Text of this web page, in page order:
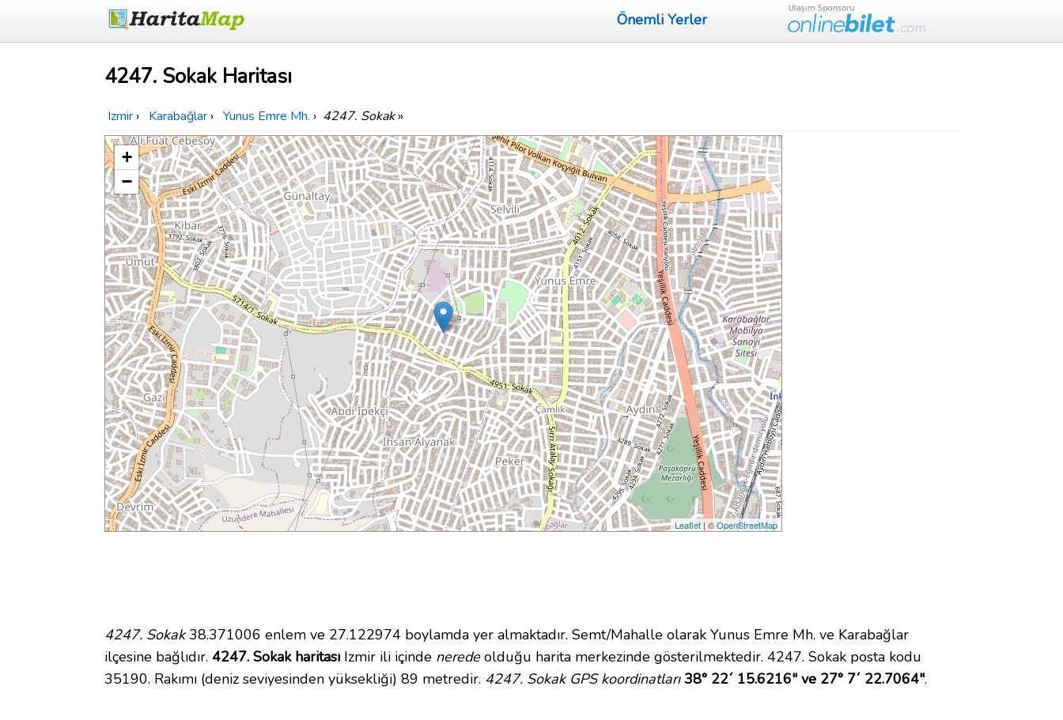
Önemli Yerler
4247. Sokak Haritası
Izmir › Karabağlar › Yunus Emre Mh. › 4247. Sokak»
+
−
Leaflet | ©OpenStreetMap
4247. Sokak38.371006 enlem ve 27.122974 boylamda yer almaktadır. Semt/Mahalle olarak Yunus Emre Mh. ve Karabağlar
ilçesine bağlıdır. 4247. Sokak haritası Izmir ili içinde neredeolduğu harita merkezinde gösterilmektedir. 4247. Sokak posta kodu
35190. Rakımı (deniz seviyesinden yüksekliği) 89 metredir. 4247. Sokak GPS koordinatları 38° 22´ 15.6216" ve 27° 7´ 22.7064".